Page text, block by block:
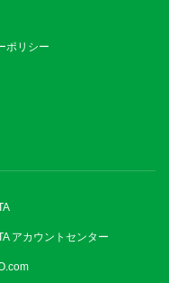
ポリシー
アカウントセンター